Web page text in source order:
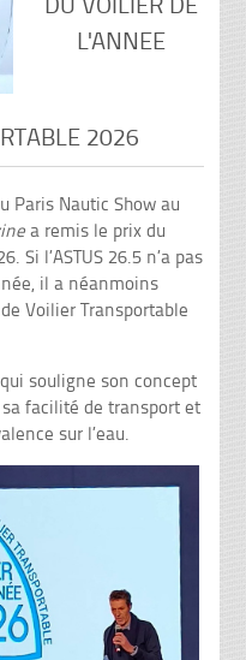
L'ANNEE
2026
Paris Nautic Show au
a remis le prix du
Si l’ASTUS 26.5 n’a pas
il a néanmoins
Voilier Transportable
souligne son concept
facilité de transport et
sur l’eau.